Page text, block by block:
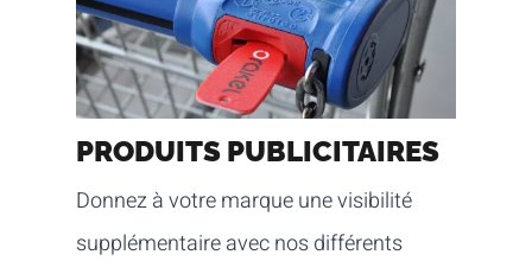
PRODUITS PUBLICITAIRES
Donnez à votre marque une visibilité
supplémentaire avec nos différents